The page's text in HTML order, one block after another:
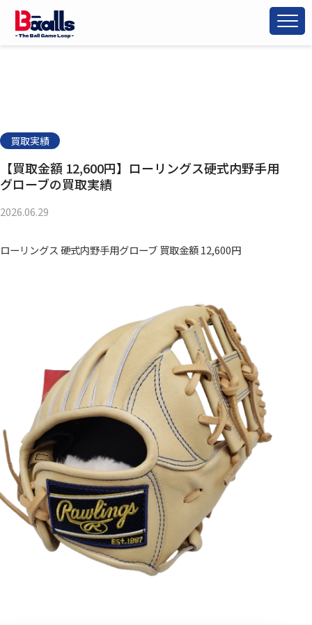
買取実績
【買取金額 12,600円】ローリングス硬式内野手用
グローブの買取実績
2026.06.29
ローリングス 硬式内野手用グローブ 買取金額 12,600円